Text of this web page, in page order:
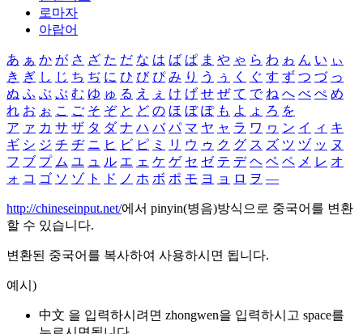
로마자
아랍어
あ ぁ か が さ ざ た だ な は ば ぱ ま や ゃ ら わ ゎ ん い ぃ
き ぎ し じ ち ぢ に ひ び ぴ み り う ぅ く ぐ す ず つ づ っ
ぬ ふ ぶ ぷ む ゆ ゅ る え ぇ け げ せ ぜ て で ね へ べ ぺ め
れ お ぉ こ ご そ ぞ と ど の ほ ぼ ぽ も よ ょ ろ を
ア ァ カ サ ザ タ ダ ナ ハ バ パ マ ヤ ャ ラ ワ ヮ ン イ ィ キ
ギ シ ジ チ ヂ ニ ヒ ビ ピ ミ リ ウ ゥ ク グ ス ズ ツ ヅ ッ ヌ
フ ブ プ ム ユ ュ ル エ ェ ケ ゲ セ ゼ テ デ ヘ ベ ペ メ レ オ
ォ コ ゴ ソ ゾ ト ド ノ ホ ボ ポ モ ヨ ョ ロ ヲ ―
http://chineseinput.net/에서 pinyin(병음)방식으로 중국어를 변환
할 수 있습니다.
변환된 중국어를 복사하여 사용하시면 됩니다.
예시)
中文 을 입력하시려면 zhongwen을 입력하시고 space를